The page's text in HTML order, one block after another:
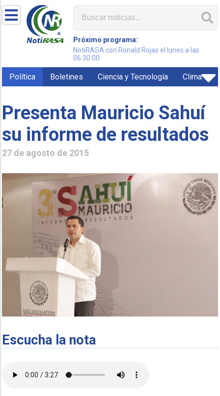
Próximo programa:
NotiRASA con Ronald Rojas el lunes a las
06:30:00
Política Boletines Ciencia y Tecnología Clima
Presenta Mauricio Sahuí
su informe de resultados
27 de agosto de 2015
Escucha la nota